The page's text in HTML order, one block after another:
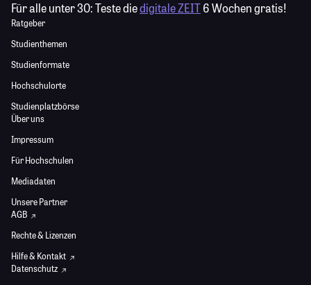
Für alle unter 30:Teste diedigitale ZEIT6 Wochen gratis!
Ratgeber
Studienthemen
Studienformate
Hochschulorte
Studienplatzbörse
Über uns
Impressum
Für Hochschulen
Mediadaten
Unsere Partner
AGB
Rechte & Lizenzen
Hilfe & Kontakt
Datenschutz